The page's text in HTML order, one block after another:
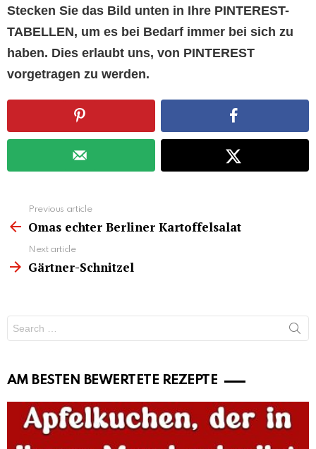
Stecken Sie das Bild unten in Ihre PINTEREST-
TABELLEN, um es bei Bedarf immer bei sich zu
haben. Dies erlaubt uns, von PINTEREST
vorgetragen zu werden.
more
Previous article
Omas echter Berliner Kartoffelsalat
Next article
Gärtner-Schnitzel
for:
AM BESTEN BEWERTETE REZEPTE